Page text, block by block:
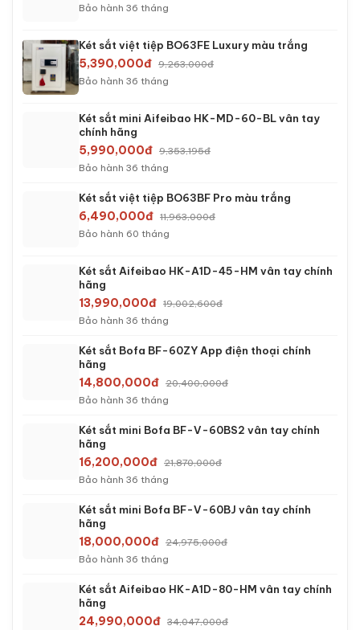
Bảo hành 36 tháng
Két sắt việt tiệp BO63FE Luxury màu trắng
5,390,000đ 9,263,000đ
Bảo hành 36 tháng
Két sắt mini Aifeibao HK-MD-60-BL vân tay
chính hãng
5,990,000đ 9,353,195đ
Bảo hành 36 tháng
Két sắt việt tiệp BO63BF Pro màu trắng
6,490,000đ 11,963,000đ
Bảo hành 60 tháng
Két sắt Aifeibao HK-A1D-45-HM vân tay chính
hãng
13,990,000đ 19,002,600đ
Bảo hành 36 tháng
Két sắt Bofa BF-60ZY App điện thoại chính
hãng
14,800,000đ 20,400,000đ
Bảo hành 36 tháng
Két sắt mini Bofa BF-V-60BS2 vân tay chính
hãng
16,200,000đ 21,870,000đ
Bảo hành 36 tháng
Két sắt mini Bofa BF-V-60BJ vân tay chính
hãng
18,000,000đ 24,975,000đ
Bảo hành 36 tháng
Két sắt Aifeibao HK-A1D-80-HM vân tay chính
hãng
24,990,000đ 34,047,000đ